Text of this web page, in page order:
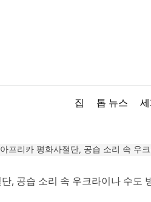
집
톱 뉴스
아프리카 평화사절단, 공습 소리 속 우